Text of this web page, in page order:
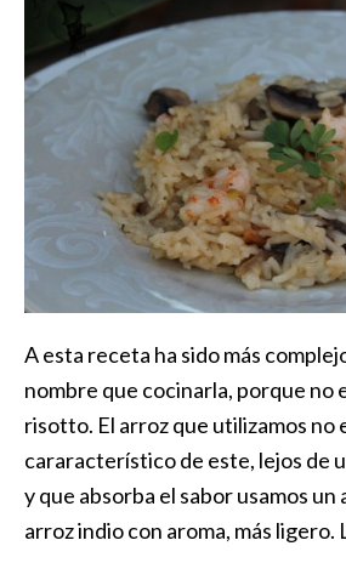
A esta receta ha sido más
nombre que cocinarla, porque no
risotto. El arroz que utilizamos no
cararacterístico de este, lejos de
y que absorba el sabor usamos un
arroz indio con aroma, más ligero.